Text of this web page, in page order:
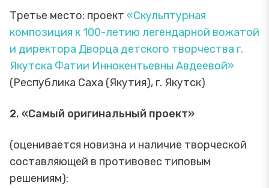
Третье место: проект «Скульптурная
композиция к 100-летию легендарной вожатой
и директора Дворца детского творчества г.
Якутска Фатии Иннокентьевны Авдеевой»
(Республика Саха (Якутия), г. Якутск)
2. «Самый оригинальный проект»
(оценивается новизна и наличие творческой
составляющей в противовес типовым
решениям):